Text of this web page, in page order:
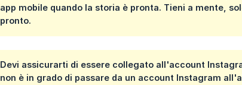
app mobile quando la storia è pronta. Tieni a mente,
pronto.
Devi assicurarti di essere collegato all'account
non è in grado di passare da un account Instagram